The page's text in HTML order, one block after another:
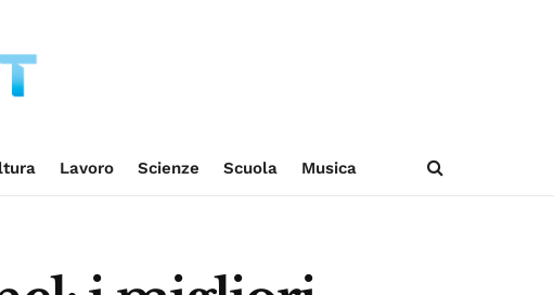
Lavoro Scienze Scuola Musica